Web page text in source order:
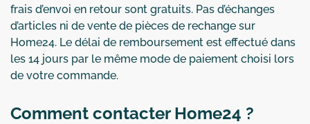
frais d’envoi en retour sont gratuits. Pas d’échanges
d’articles ni de vente de pièces de rechange sur
Home24. Le délai de remboursement est effectué dans
les 14 jours par le même mode de paiement choisi lors
de votre commande.
Comment contacter Home24 ?